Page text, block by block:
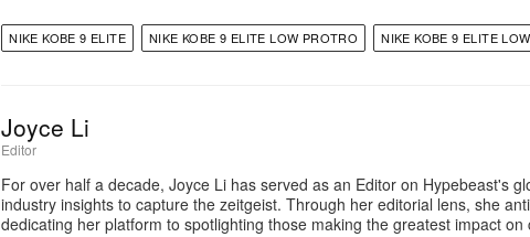
NIKE KOBE 9 ELITE NIKE KOBE 9 ELITE LOW PROTRO NIKE KOBE 9 ELITE LOW
Joyce Li
Editor
For over half a decade, Joyce Li has served as an Editor on Hypebeast's
industry insights to capture the zeitgeist. Through her editorial lens, she
dedicating her platform to spotlighting those making the greatest impact